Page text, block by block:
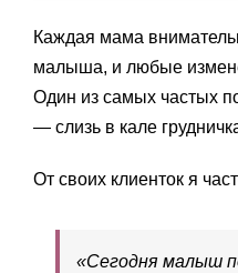
Каждая мама
малыша, и любые
Один из самых частых
— слизь в кале
От своих клиенток я
«Сегодня малыш